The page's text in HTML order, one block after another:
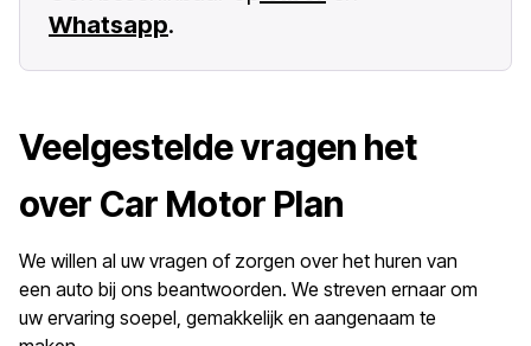
Whatsapp.
Veelgestelde vragen het
over Car Motor Plan
We willen al uw vragen of zorgen over het huren van
een auto bij ons beantwoorden. We streven ernaar om
uw ervaring soepel, gemakkelijk en aangenaam te